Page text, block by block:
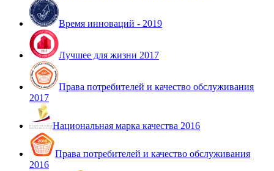
Время инноваций - 2019
Лучшее для жизни 2017
Права потребителей и качество обслуживания
2017
Национальная марка качества 2016
Права потребителей и качество обслуживания
2016